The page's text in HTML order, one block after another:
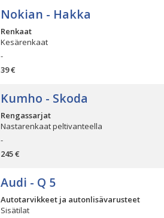
Nokian - Hakka
Renkaat
Kesärenkaat
-
39 €
Kumho - Skoda
Rengassarjat
Nastarenkaat peltivanteella
-
245 €
Audi - Q 5
Autotarvikkeet ja autonlisävarusteet
Sisätilat